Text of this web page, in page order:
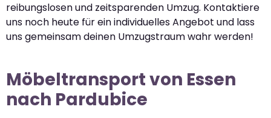
reibungslosen und zeitsparenden Umzug. Kontaktiere
uns noch heute für ein individuelles Angebot und lass
uns gemeinsam deinen Umzugstraum wahr werden!
Möbeltransport von Essen
nach Pardubice